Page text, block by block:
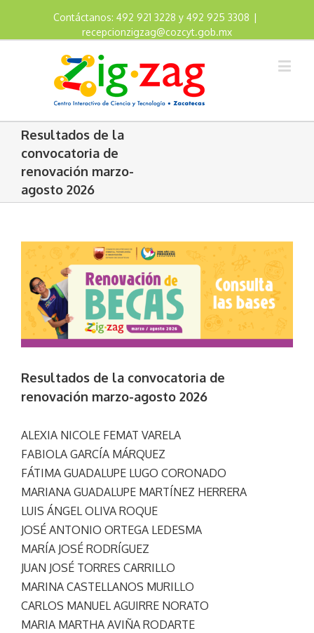
Contáctanos: 492 921 3228 y 492 925 3308 |
recepcionzigzag@cozcyt.gob.mx
Resultados de la
convocatoria de
renovación marzo-
agosto 2026
View
Larger
Image
Resultados de la convocatoria de
renovación marzo-agosto 2026
ALEXIA NICOLE FEMAT VARELA
FABIOLA GARCÍA MÁRQUEZ
FÁTIMA GUADALUPE LUGO CORONADO
MARIANA GUADALUPE MARTÍNEZ HERRERA
LUIS ÁNGEL OLIVA ROQUE
JOSÉ ANTONIO ORTEGA LEDESMA
MARÍA JOSÉ RODRÍGUEZ
JUAN JOSÉ TORRES CARRILLO
MARINA CASTELLANOS MURILLO
CARLOS MANUEL AGUIRRE NORATO
MARIA MARTHA AVIÑA RODARTE